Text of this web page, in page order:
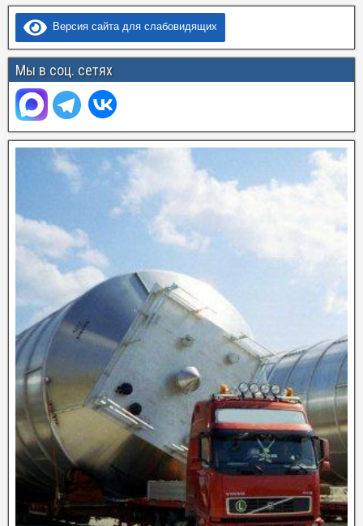
Версия сайта для слабовидящих
Мы в соц. сетях